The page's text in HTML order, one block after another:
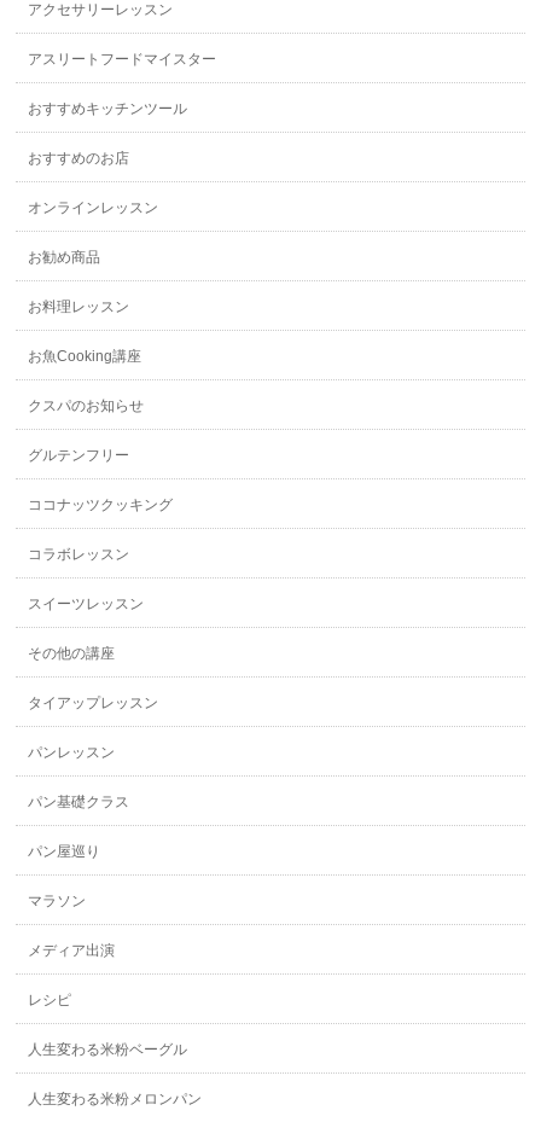
アクセサリーレッスン
アスリートフードマイスター
おすすめキッチンツール
おすすめのお店
オンラインレッスン
お勧め商品
お料理レッスン
お魚Cooking講座
クスパのお知らせ
グルテンフリー
ココナッツクッキング
コラボレッスン
スイーツレッスン
その他の講座
タイアップレッスン
パンレッスン
パン基礎クラス
パン屋巡り
マラソン
メディア出演
レシピ
人生変わる米粉ベーグル
人生変わる米粉メロンパン